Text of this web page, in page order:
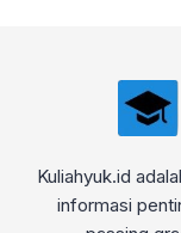
Kuliahyuk.id
informasi